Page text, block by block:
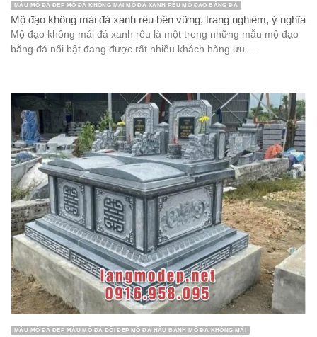
MẪU MỘ ĐÁ ĐẸP MỘ ĐÁ KHÔNG MÁI MỘ ĐÁ XANH RÊU MỘ ĐẠO BẰNG ĐÁ
Mộ đạo không mái đá xanh rêu bền vững, trang nghiêm, ý nghĩa
Mộ đạo không mái đá xanh rêu là một trong những mẫu mộ đạo
bằng đá nổi bật đang được rất nhiều khách hàng ưu ...
MẪU MỘ ĐÁ ĐẸP MẪU MỘ ĐÁ ĐÔI ĐẸP MỘ ĐÁ HẬU BÀNH MỘ ĐÁ KHÔNG MÁI